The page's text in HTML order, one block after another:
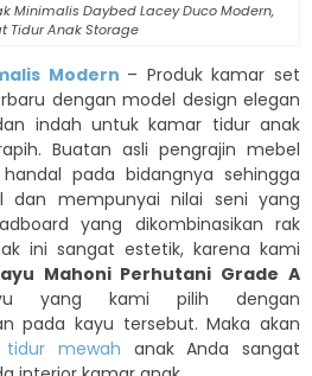
Minimalis Daybed Lacey Duco Modern,
Tidur Anak Storage
Modern – Produk kamar set
dengan model design elegan
indah untuk kamar tidur anak
Buatan asli pengrajin mebel
pada bidangnya sehingga
dan mempunyai nilai seni yang
yang dikombinasikan rak
ini sangat estetik, karena kami
Mahoni Perhutani Grade A
yang kami pilih dengan
pada kayu tersebut. Maka akan
mewah anak Anda sangat